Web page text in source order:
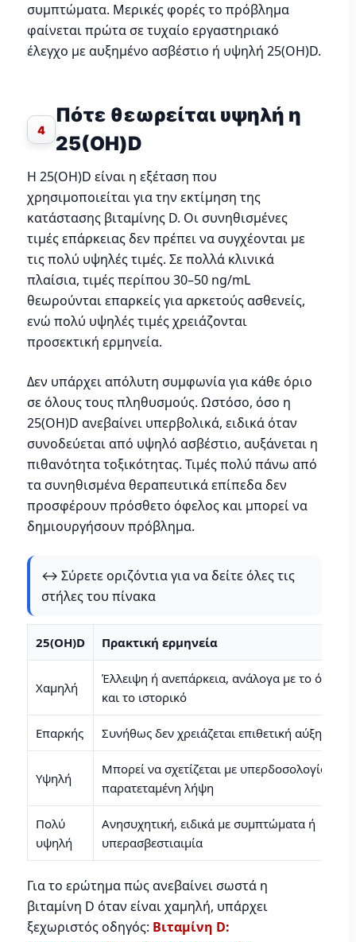
συμπτώματα. Μερικές φορές το πρόβλημα
φαίνεται πρώτα σε τυχαίο εργαστηριακό
έλεγχο με αυξημένο ασβέστιο ή υψηλή 25(OH)D.
4
Πότε θεωρείται υψηλή η
25(OH)D
Η 25(OH)D είναι η εξέταση που
χρησιμοποιείται για την εκτίμηση της
κατάστασης βιταμίνης D. Οι συνηθισμένες
τιμές επάρκειας δεν πρέπει να συγχέονται με
τις πολύ υψηλές τιμές. Σε πολλά κλινικά
πλαίσια, τιμές περίπου 30–50 ng/mL
θεωρούνται επαρκείς για αρκετούς ασθενείς,
ενώ πολύ υψηλές τιμές χρειάζονται
προσεκτική ερμηνεία.
Δεν υπάρχει απόλυτη συμφωνία για κάθε όριο
σε όλους τους πληθυσμούς. Ωστόσο, όσο η
25(OH)D ανεβαίνει υπερβολικά, ειδικά όταν
συνοδεύεται από υψηλό ασβέστιο, αυξάνεται η
πιθανότητα τοξικότητας. Τιμές πολύ πάνω από
τα συνηθισμένα θεραπευτικά επίπεδα δεν
προσφέρουν πρόσθετο όφελος και μπορεί να
δημιουργήσουν πρόβλημα.
↔️ Σύρετε οριζόντια για να δείτε όλες τις
στήλες του πίνακα
25(OH)D Πρακτική ερμηνεία
Χαμηλή
Έλλειψη ή ανεπάρκεια, ανάλογα με το όριο
και το ιστορικό
Επαρκής Συνήθως δεν χρειάζεται επιθετική αύξηση
Υψηλή
Μπορεί να σχετίζεται με υπερδοσολογία ή
παρατεταμένη λήψη
Πολύ
υψηλή
Ανησυχητική, ειδικά με συμπτώματα ή
υπερασβεστιαιμία
Για το ερώτημα πώς ανεβαίνει σωστά η
βιταμίνη D όταν είναι χαμηλή, υπάρχει
ξεχωριστός οδηγός: Βιταμίνη D: